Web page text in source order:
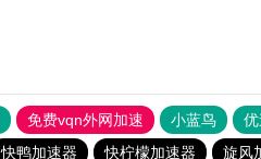
免费vqn外网加速 小蓝鸟
快鸭加速器 快柠檬加速器 旋风